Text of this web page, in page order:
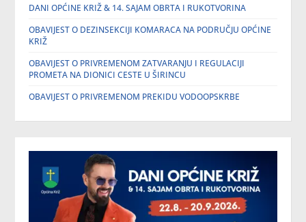
DANI OPĆINE KRIŽ & 14. SAJAM OBRTA I RUKOTVORINA
OBAVIJEST O DEZINSEKCIJI KOMARACA NA PODRUČJU OPĆINE
KRIŽ
OBAVIJEST O PRIVREMENOM ZATVARANJU I REGULACIJI
PROMETA NA DIONICI CESTE U ŠIRINCU
OBAVIJEST O PRIVREMENOM PREKIDU VODOOPSKRBE